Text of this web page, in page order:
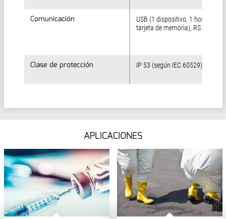
Comunicación
Clase de protección
Comunicación
USB (1 dispositivo, 1 host para
tarjeta de memoria), RS 485
Clase de protección IP 53 (según IEC 60529)
APLICACIONES